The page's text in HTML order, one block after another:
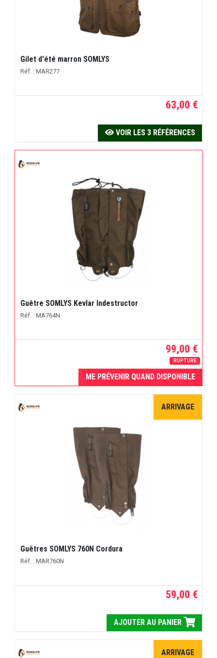
Gilet d'été marron SOMLYS
Réf. : MAR277
63,00 €
VOIR LES 3 RÉFÉRENCES
Guêtre SOMLYS Kevlar Indestructor
Réf. : MA764N
99,00 €
RUPTURE
ME PRÉVENIR QUAND DISPONIBLE
ARRIVAGE
Guêtres SOMLYS 760N Cordura
Réf. : MAR760N
59,00 €
AJOUTER AU PANIER
ARRIVAGE